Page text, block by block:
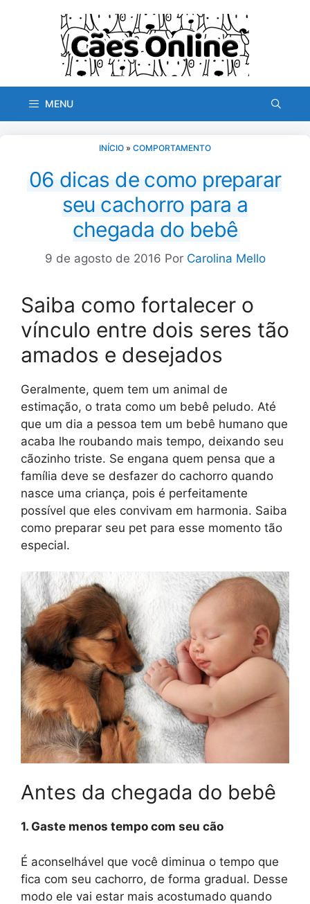
MENU
INÍCIO » COMPORTAMENTO
06 dicas de como preparar
seu cachorro para a
chegada do bebê
9 de agosto de 2016 Por Carolina Mello
Saiba como fortalecer o
vínculo entre dois seres tão
amados e desejados
Geralmente, quem tem um animal de
estimação, o trata como um bebê peludo. Até
que um dia a pessoa tem um bebê humano que
acaba lhe roubando mais tempo, deixando seu
cãozinho triste. Se engana quem pensa que a
família deve se desfazer do cachorro quando
nasce uma criança, pois é perfeitamente
possível que eles convivam em harmonia. Saiba
como preparar seu pet para esse momento tão
especial.
Antes da chegada do bebê
1. Gaste menos tempo com seu cão
É aconselhável que você diminua o tempo que
fica com seu cachorro, de forma gradual. Desse
modo ele vai estar mais acostumado quando